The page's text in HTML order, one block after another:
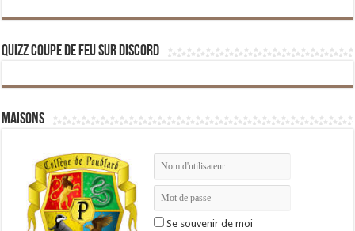
Quizz Coupe de Feu sur Discord
Maisons
Se souvenir de moi